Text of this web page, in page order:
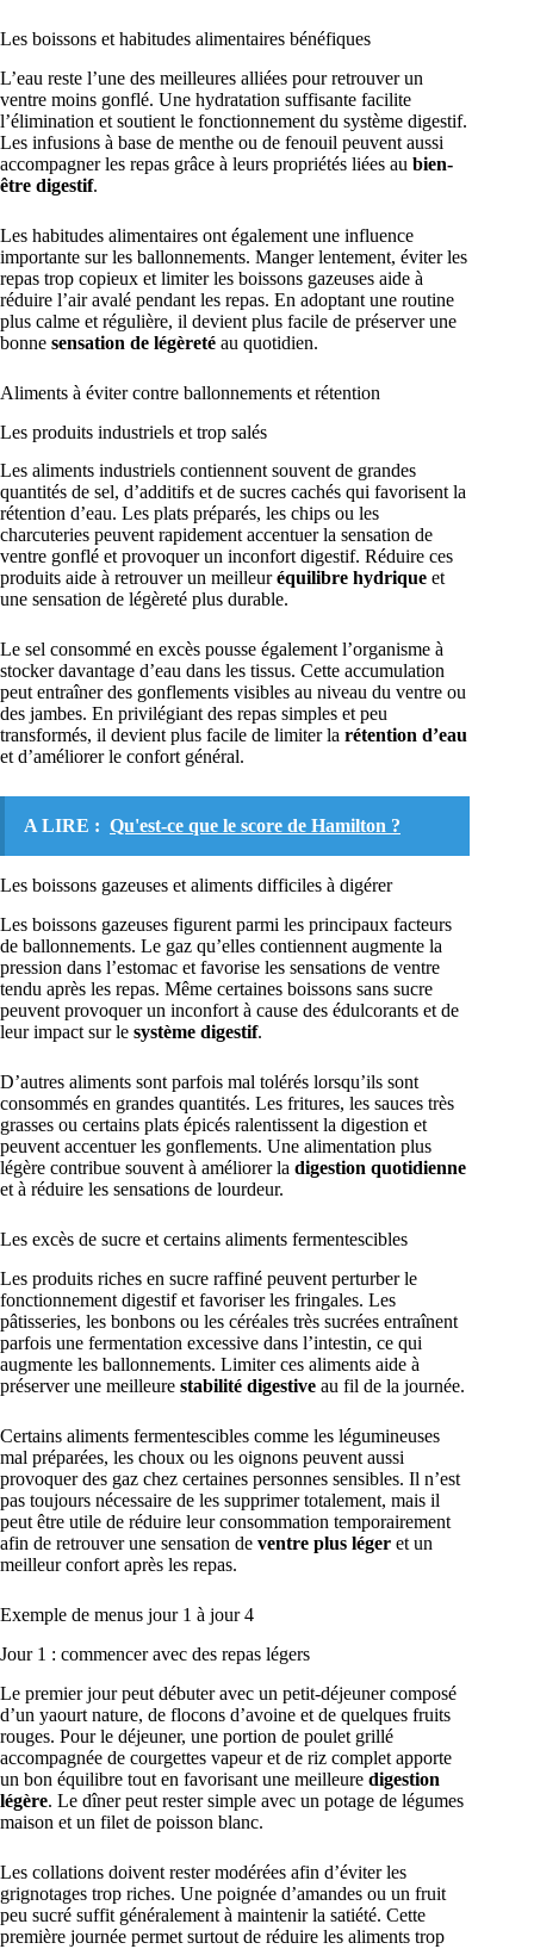
Les boissons et habitudes alimentaires bénéfiques
L’eau reste l’une des meilleures alliées pour retrouver un
ventre moins gonflé. Une hydratation suffisante facilite
l’élimination et soutient le fonctionnement du système digestif.
Les infusions à base de menthe ou de fenouil peuvent aussi
accompagner les repas grâce à leurs propriétés liées au bien-
être digestif.
Les habitudes alimentaires ont également une influence
importante sur les ballonnements. Manger lentement, éviter les
repas trop copieux et limiter les boissons gazeuses aide à
réduire l’air avalé pendant les repas. En adoptant une routine
plus calme et régulière, il devient plus facile de préserver une
bonne sensation de légèreté au quotidien.
Aliments à éviter contre ballonnements et rétention
Les produits industriels et trop salés
Les aliments industriels contiennent souvent de grandes
quantités de sel, d’additifs et de sucres cachés qui favorisent la
rétention d’eau. Les plats préparés, les chips ou les
charcuteries peuvent rapidement accentuer la sensation de
ventre gonflé et provoquer un inconfort digestif. Réduire ces
produits aide à retrouver un meilleuréquilibre hydrique et
une sensation de légèreté plus durable.
Le sel consommé en excès pousse également l’organisme à
stocker davantage d’eau dans les tissus. Cette accumulation
peut entraîner des gonflements visibles au niveau du ventre ou
des jambes. En privilégiant des repas simples et peu
transformés, il devient plus facile de limiter la rétention d’eau
et d’améliorer le confort général.
A LIRE : Qu'est-ce que le score de Hamilton ?
Les boissons gazeuses et aliments difficiles à digérer
Les boissons gazeuses figurent parmi les principaux facteurs
de ballonnements. Le gaz qu’elles contiennent augmente la
pression dans l’estomac et favorise les sensations de ventre
tendu après les repas. Même certaines boissons sans sucre
peuvent provoquer un inconfort à cause des édulcorants et de
leur impact sur le système digestif.
D’autres aliments sont parfois mal tolérés lorsqu’ils sont
consommés en grandes quantités. Les fritures, les sauces très
grasses ou certains plats épicés ralentissent la digestion et
peuvent accentuer les gonflements. Une alimentation plus
légère contribue souvent à améliorer la digestion quotidienne
et à réduire les sensations de lourdeur.
Les excès de sucre et certains aliments fermentescibles
Les produits riches en sucre raffiné peuvent perturber le
fonctionnement digestif et favoriser les fringales. Les
pâtisseries, les bonbons ou les céréales très sucrées entraînent
parfois une fermentation excessive dans l’intestin, ce qui
augmente les ballonnements. Limiter ces aliments aide à
préserver une meilleure stabilité digestive au fil de la journée.
Certains aliments fermentescibles comme les légumineuses
mal préparées, les choux ou les oignons peuvent aussi
provoquer des gaz chez certaines personnes sensibles. Il n’est
pas toujours nécessaire de les supprimer totalement, mais il
peut être utile de réduire leur consommation temporairement
afin de retrouver une sensation de ventre plus léger et un
meilleur confort après les repas.
Exemple de menus jour 1 à jour 4
Jour 1 : commencer avec des repas légers
Le premier jour peut débuter avec un petit-déjeuner composé
d’un yaourt nature, de flocons d’avoine et de quelques fruits
rouges. Pour le déjeuner, une portion de poulet grillé
accompagnée de courgettes vapeur et de riz complet apporte
un bon équilibre tout en favorisant une meilleure digestion
légère. Le dîner peut rester simple avec un potage de légumes
maison et un filet de poisson blanc.
Les collations doivent rester modérées afin d’éviter les
grignotages trop riches. Une poignée d’amandes ou un fruit
peu sucré suffit généralement à maintenir la satiété. Cette
première journée permet surtout de réduire les aliments trop